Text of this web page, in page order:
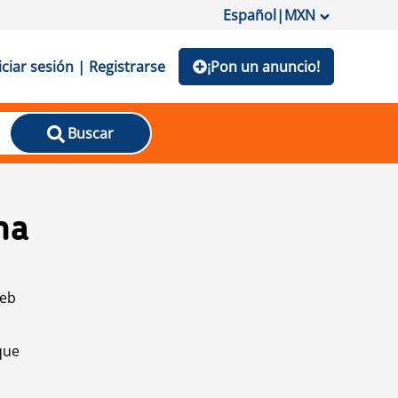
Español|MXN
sesión | Registrarse ¡Pon un anuncio!
Buscar